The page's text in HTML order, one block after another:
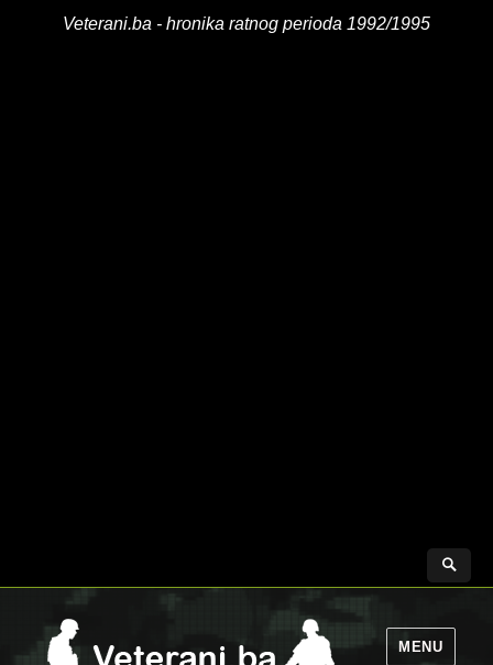
Veterani.ba - hronika ratnog perioda 1992/1995
MENU